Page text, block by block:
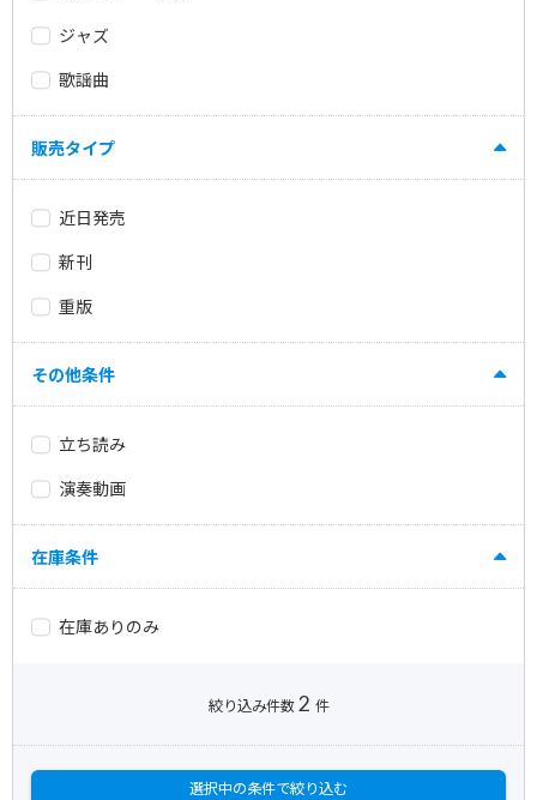
ジャズ
歌謡曲
販売タイプ
近日発売
新刊
重版
その他条件
立ち読み
演奏動画
在庫条件
在庫ありのみ
絞り込み件数 2 件
選択中の条件で絞り込む